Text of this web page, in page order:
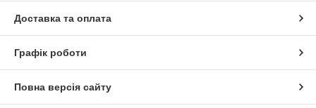
Доставка та оплата
Графік роботи
Повна версія сайту